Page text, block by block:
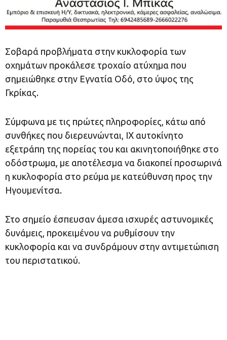
Σοβαρά προβλήματα στην κυκλοφορία των
οχημάτων προκάλεσε τροχαίο ατύχημα που
σημειώθηκε στην Εγνατία Οδό, στο ύψος της
Γκρίκας.
Σύμφωνα με τις πρώτες πληροφορίες, κάτω από
συνθήκες που διερευνώνται, ΙΧ αυτοκίνητο
εξετράπη της πορείας του και ακινητοποιήθηκε στο
οδόστρωμα, με αποτέλεσμα να διακοπεί προσωρινά
η κυκλοφορία στο ρεύμα με κατεύθυνση προς την
Ηγουμενίτσα.
Στο σημείο έσπευσαν άμεσα ισχυρές αστυνομικές
δυνάμεις, προκειμένου να ρυθμίσουν την
κυκλοφορία και να συνδράμουν στην αντιμετώπιση
του περιστατικού.